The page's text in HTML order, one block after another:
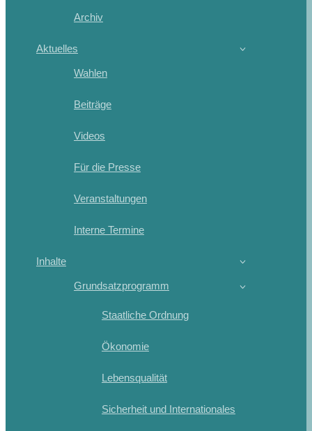
Archiv
Aktuelles
Wahlen
Beiträge
Videos
Für die Presse
Veranstaltungen
Interne Termine
Inhalte
Grundsatzprogramm
Staatliche Ordnung
Ökonomie
Lebensqualität
Sicherheit und Internationales